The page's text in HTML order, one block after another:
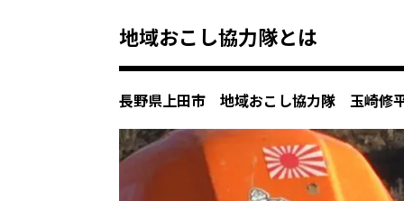
地域おこし協力隊とは
長野県上田市 地域おこし協力隊 玉崎修